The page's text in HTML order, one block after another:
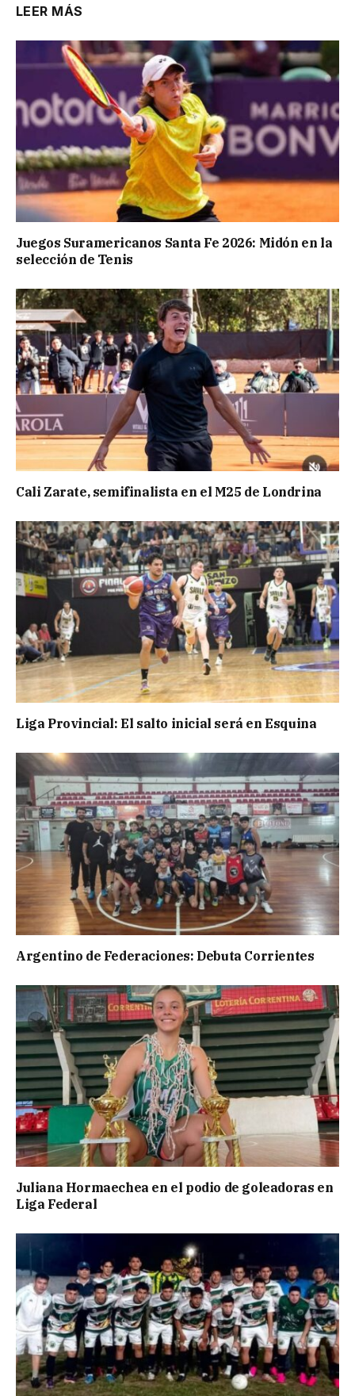
LEER MÁS
Juegos Suramericanos Santa Fe 2026: Midón en la
selección de Tenis
Cali Zarate, semifinalista en el M25 de Londrina
Liga Provincial: El salto inicial será en Esquina
Argentino de Federaciones: Debuta Corrientes
Juliana Hormaechea en el podio de goleadoras en
Liga Federal